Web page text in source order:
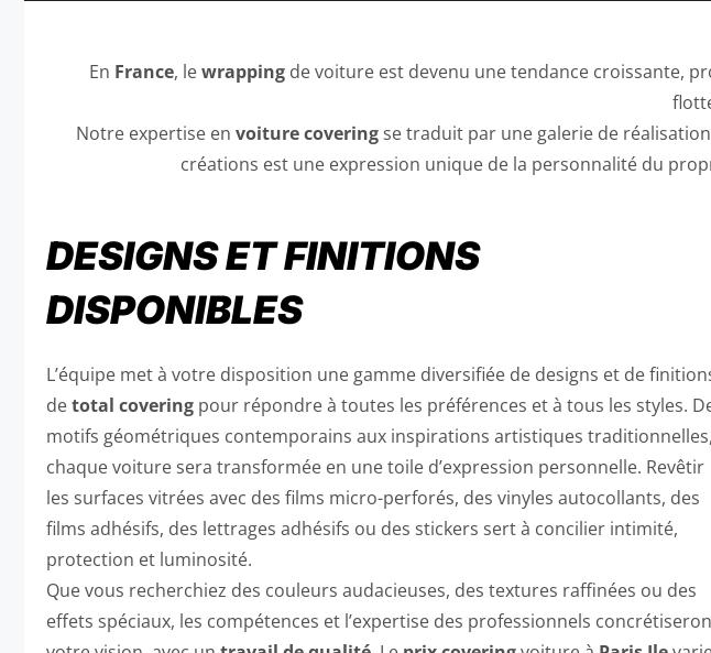
En France, lewrapping de voiture est devenu une tendance croissante,
Notre expertise en voiture coveringse traduit par une galerie de
créations est une expression unique de la personnalité du
DESIGNS ET FINITIONS
DISPONIBLES
L’équipe met à votre disposition une gamme diversifiée de designs et de
detotal covering pour répondre à toutes les préférences et à tous les styles.
motifs géométriques contemporains aux inspirations artistiques traditionnelles,
chaque voiture sera transformée en une toile d’expression personnelle. Revêtir
les surfaces vitrées avec des films micro-perforés, des vinyles autocollants, des
films adhésifs, des lettrages adhésifs ou des stickers sert à concilier intimité,
protection et luminosité.
Que vous recherchiez des couleurs audacieuses, des textures raffinées ou des
effets spéciaux, les compétences et l’expertise des professionnels